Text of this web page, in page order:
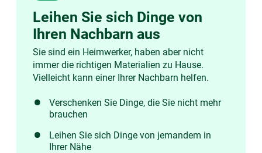
Leihen Sie sich Dinge von
Ihren Nachbarn aus
Sie sind ein Heimwerker, haben aber nicht
immer die richtigen Materialien zu Hause.
Vielleicht kann einer Ihrer Nachbarn helfen.
Verschenken Sie Dinge, die Sie nicht mehr
brauchen
Leihen Sie sich Dinge von jemandem in
Ihrer Nähe